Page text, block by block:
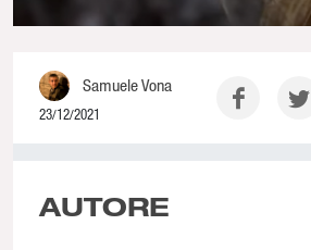
Samuele Vona
23/12/2021
AUTORE